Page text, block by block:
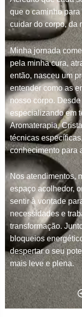
que o caminho
cuidar do corpo, da
Minha jornada
pela minha cura,
então, nasceu um
entender como as
nosso corpo.
especializando em
Aromaterapia,
técnicas
conhecimento para
Nos atendimentos,
espaço acolhedor,
sentir à vontade
necessidades e
transformação.
bloqueios
despertar o seu
mais leve e plena.